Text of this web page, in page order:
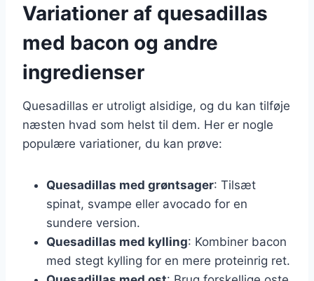
Variationer af quesadillas
med bacon og andre
ingredienser
Quesadillas er utroligt alsidige, og du kan tilføje
næsten hvad som helst til dem. Her er nogle
populære variationer, du kan prøve:
Quesadillas med grøntsager: Tilsæt
spinat, svampe eller avocado for en
sundere version.
Quesadillas med kylling: Kombiner bacon
med stegt kylling for en mere proteinrig ret.